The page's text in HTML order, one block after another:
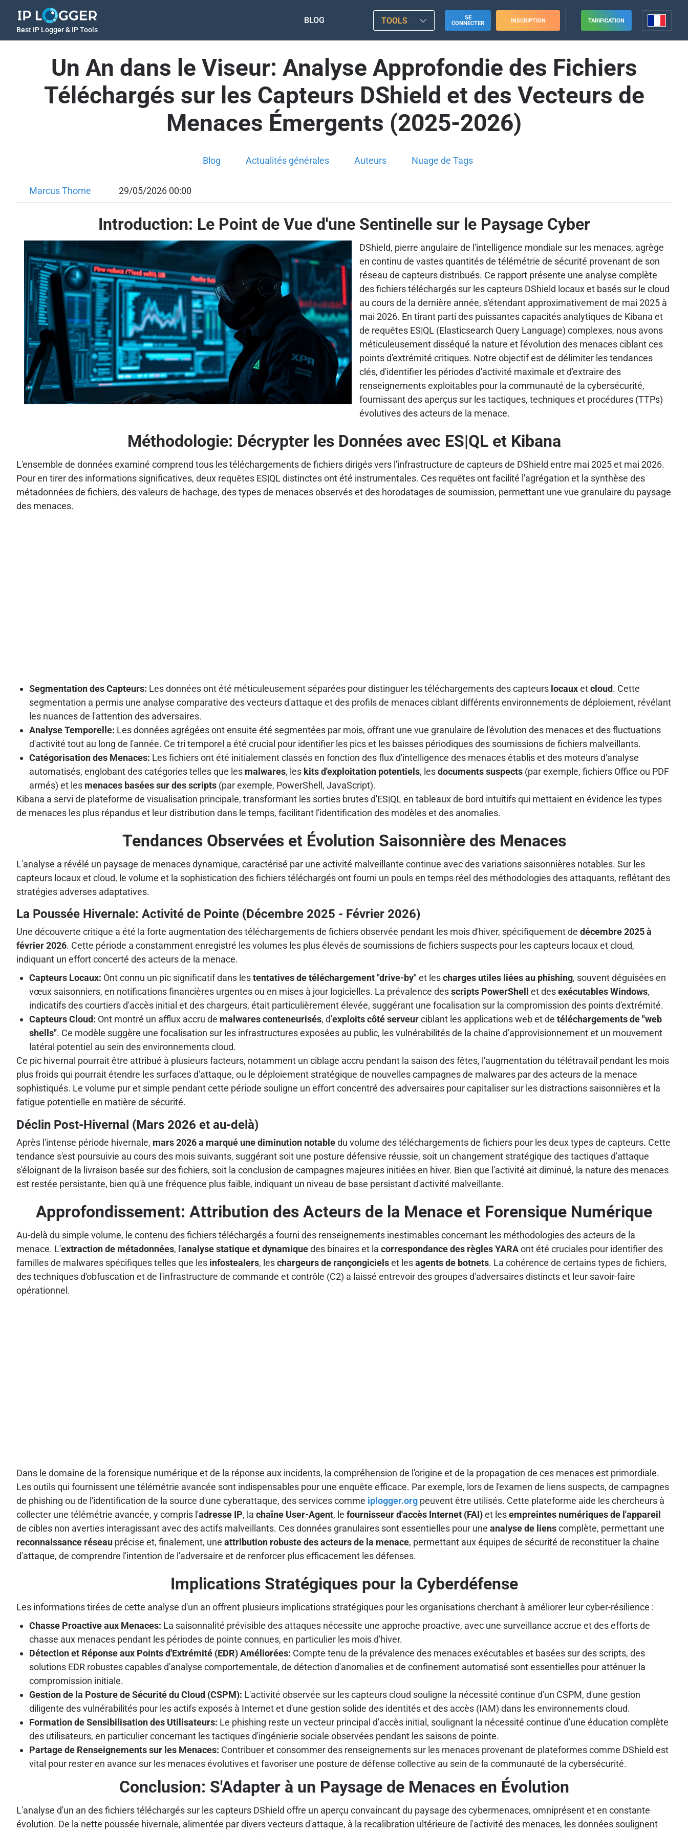
Best IP Logger & IP Tools
BLOG TOOLS
SE
CONNECTER
INSCRIPTION TARIFICATION
Un An dans le Viseur: Analyse Approfondie des Fichiers
Téléchargés sur les Capteurs DShield et des Vecteurs de
Menaces Émergents (2025-2026)
Blog Actualités générales Auteurs Nuage de Tags
Marcus Thorne 29/05/2026 00:00
Introduction: Le Point de Vue d'une Sentinelle sur le Paysage Cyber
DShield, pierre angulaire de l'intelligence mondiale sur les menaces, agrège
en continu de vastes quantités de télémétrie de sécurité provenant de son
réseau de capteurs distribués. Ce rapport présente une analyse complète
des fichiers téléchargés sur les capteurs DShield locaux et basés sur le cloud
au cours de la dernière année, s'étendant approximativement de mai 2025 à
mai 2026. En tirant parti des puissantes capacités analytiques de Kibana et
de requêtes ES|QL (Elasticsearch Query Language) complexes, nous avons
méticuleusement disséqué la nature et l'évolution des menaces ciblant ces
points d'extrémité critiques. Notre objectif est de délimiter les tendances
clés, d'identifier les périodes d'activité maximale et d'extraire des
renseignements exploitables pour la communauté de la cybersécurité,
fournissant des aperçus sur les tactiques, techniques et procédures (TTPs)
évolutives des acteurs de la menace.
Méthodologie: Décrypter les Données avec ES|QL et Kibana
L'ensemble de données examiné comprend tous les téléchargements de fichiers dirigés vers l'infrastructure de capteurs de DShield entre mai 2025 et mai 2026.
Pour en tirer des informations significatives, deux requêtes ES|QL distinctes ont été instrumentales. Ces requêtes ont facilité l'agrégation et la synthèse des
métadonnées de fichiers, des valeurs de hachage, des types de menaces observés et des horodatages de soumission, permettant une vue granulaire du paysage
des menaces.
Segmentation des Capteurs: Les données ont été méticuleusement séparées pour distinguer les téléchargements des capteurs locauxetcloud. Cette
segmentation a permis une analyse comparative des vecteurs d'attaque et des profils de menaces ciblant différents environnements de déploiement, révélant
les nuances de l'attention des adversaires.
Analyse Temporelle: Les données agrégées ont ensuite été segmentées par mois, offrant une vue granulaire de l'évolution des menaces et des fluctuations
d'activité tout au long de l'année. Ce tri temporel a été crucial pour identifier les pics et les baisses périodiques des soumissions de fichiers malveillants.
Catégorisation des Menaces: Les fichiers ont été initialement classés en fonction des flux d'intelligence des menaces établis et des moteurs d'analyse
automatisés, englobant des catégories telles que les malwares, les kits d'exploitation potentiels, lesdocuments suspects (par exemple, fichiers Office ou PDF
armés) et les menaces basées sur des scripts (par exemple, PowerShell, JavaScript).
Kibana a servi de plateforme de visualisation principale, transformant les sorties brutes d'ES|QL en tableaux de bord intuitifs qui mettaient en évidence les types
de menaces les plus répandus et leur distribution dans le temps, facilitant l'identification des modèles et des anomalies.
Tendances Observées et Évolution Saisonnière des Menaces
L'analyse a révélé un paysage de menaces dynamique, caractérisé par une activité malveillante continue avec des variations saisonnières notables. Sur les
capteurs locaux et cloud, le volume et la sophistication des fichiers téléchargés ont fourni un pouls en temps réel des méthodologies des attaquants, reflétant des
stratégies adverses adaptatives.
La Poussée Hivernale: Activité de Pointe (Décembre 2025 - Février 2026)
Une découverte critique a été la forte augmentation des téléchargements de fichiers observée pendant les mois d'hiver, spécifiquement de décembre 2025 à
février 2026. Cette période a constamment enregistré les volumes les plus élevés de soumissions de fichiers suspects pour les capteurs locaux et cloud,
indiquant un effort concerté des acteurs de la menace.
Capteurs Locaux: Ont connu un pic significatif dans lestentatives de téléchargement "drive-by"et lescharges utiles liées au phishing, souvent déguisées en
vœux saisonniers, en notifications financières urgentes ou en mises à jour logicielles. La prévalence desscripts PowerShell et desexécutables Windows,
indicatifs des courtiers d'accès initial et des chargeurs, était particulièrement élevée, suggérant une focalisation sur la compromission des points d'extrémité.
Capteurs Cloud: Ont montré un afflux accru de malwares conteneurisés, d'exploits côté serveurciblant les applications web et de téléchargements de "web
shells". Ce modèle suggère une focalisation sur les infrastructures exposées au public, les vulnérabilités de la chaîne d'approvisionnement et un mouvement
latéral potentiel au sein des environnements cloud.
Ce pic hivernal pourrait être attribué à plusieurs facteurs, notamment un ciblage accru pendant la saison des fêtes, l'augmentation du télétravail pendant les mois
plus froids qui pourrait étendre les surfaces d'attaque, ou le déploiement stratégique de nouvelles campagnes de malwares par des acteurs de la menace
sophistiqués. Le volume pur et simple pendant cette période souligne un effort concentré des adversaires pour capitaliser sur les distractions saisonnières et la
fatigue potentielle en matière de sécurité.
Déclin Post-Hivernal (Mars 2026 et au-delà)
Après l'intense période hivernale, mars 2026 a marqué une diminution notabledu volume des téléchargements de fichiers pour les deux types de capteurs. Cette
tendance s'est poursuivie au cours des mois suivants, suggérant soit une posture défensive réussie, soit un changement stratégique des tactiques d'attaque
s'éloignant de la livraison basée sur des fichiers, soit la conclusion de campagnes majeures initiées en hiver. Bien que l'activité ait diminué, la nature des menaces
est restée persistante, bien qu'à une fréquence plus faible, indiquant un niveau de base persistant d'activité malveillante.
Approfondissement: Attribution des Acteurs de la Menace et Forensique Numérique
Au-delà du simple volume, le contenu des fichiers téléchargés a fourni des renseignements inestimables concernant les méthodologies des acteurs de la
menace. L'extraction de métadonnées, l'analyse statique et dynamiquedes binaires et la correspondance des règles YARAont été cruciales pour identifier des
familles de malwares spécifiques telles que les infostealers, leschargeurs de rançongicielset lesagents de botnets. La cohérence de certains types de fichiers,
des techniques d'obfuscation et de l'infrastructure de commande et contrôle (C2) a laissé entrevoir des groupes d'adversaires distincts et leur savoir-faire
opérationnel.
Dans le domaine de la forensique numérique et de la réponse aux incidents, la compréhension de l'origine et de la propagation de ces menaces est primordiale.
Les outils qui fournissent une télémétrie avancée sont indispensables pour une enquête efficace. Par exemple, lors de l'examen de liens suspects, de campagnes
de phishing ou de l'identification de la source d'une cyberattaque, des services comme iplogger.org peuvent être utilisés. Cette plateforme aide les chercheurs à
collecter une télémétrie avancée, y compris l'adresse IP, la chaîne User-Agent, le fournisseur d'accès Internet (FAI)et lesempreintes numériques de l'appareil
de cibles non averties interagissant avec des actifs malveillants. Ces données granulaires sont essentielles pour une analyse de lienscomplète, permettant une
reconnaissance réseau précise et, finalement, une attribution robuste des acteurs de la menace, permettant aux équipes de sécurité de reconstituer la chaîne
d'attaque, de comprendre l'intention de l'adversaire et de renforcer plus efficacement les défenses.
Implications Stratégiques pour la Cyberdéfense
Les informations tirées de cette analyse d'un an offrent plusieurs implications stratégiques pour les organisations cherchant à améliorer leur cyber-résilience :
Chasse Proactive aux Menaces: La saisonnalité prévisible des attaques nécessite une approche proactive, avec une surveillance accrue et des efforts de
chasse aux menaces pendant les périodes de pointe connues, en particulier les mois d'hiver.
Détection et Réponse aux Points d'Extrémité (EDR) Améliorées: Compte tenu de la prévalence des menaces exécutables et basées sur des scripts, des
solutions EDR robustes capables d'analyse comportementale, de détection d'anomalies et de confinement automatisé sont essentielles pour atténuer la
compromission initiale.
Gestion de la Posture de Sécurité du Cloud (CSPM): L'activité observée sur les capteurs cloud souligne la nécessité continue d'un CSPM, d'une gestion
diligente des vulnérabilités pour les actifs exposés à Internet et d'une gestion solide des identités et des accès (IAM) dans les environnements cloud.
Formation de Sensibilisation des Utilisateurs: Le phishing reste un vecteur principal d'accès initial, soulignant la nécessité continue d'une éducation complète
des utilisateurs, en particulier concernant les tactiques d'ingénierie sociale observées pendant les saisons de pointe.
Partage de Renseignements sur les Menaces: Contribuer et consommer des renseignements sur les menaces provenant de plateformes comme DShield est
vital pour rester en avance sur les menaces évolutives et favoriser une posture de défense collective au sein de la communauté de la cybersécurité.
Conclusion: S'Adapter à un Paysage de Menaces en Évolution
L'analyse d'un an des fichiers téléchargés sur les capteurs DShield offre un aperçu convaincant du paysage des cybermenaces, omniprésent et en constante
évolution. De la nette poussée hivernale, alimentée par divers vecteurs d'attaque, à la recalibration ultérieure de l'activité des menaces, les données soulignent